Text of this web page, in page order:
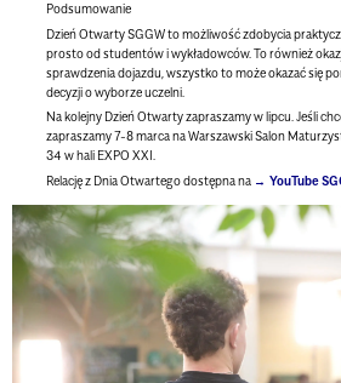
Podsumowanie
Dzień Otwarty SGGW to możliwość zdobycia
prosto od studentów i wykładowców. To również
sprawdzenia dojazdu, wszystko to może okazać się
decyzji o wyborze uczelni.
Na kolejny Dzień Otwarty zapraszamy w lipcu. Jeśli
zapraszamy 7-8 marca na Warszawski Salon
34 w hali EXPO XXI.
Relację z Dnia Otwartego dostępna na
YouTube